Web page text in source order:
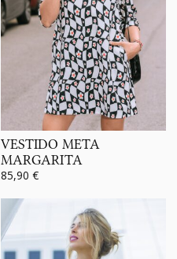
VESTIDO META
MARGARITA
85,90 €